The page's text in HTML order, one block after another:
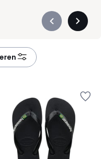
Précédent